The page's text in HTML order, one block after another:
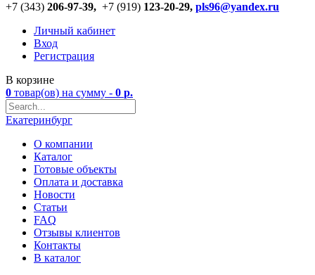
+7 (343) 206-97-39, +7 (919) 123-20-29, pls96@yandex.ru
Личный кабинет
Вход
Регистрация
В корзине
0 товар(ов) на сумму - 0 р.
Екатеринбург
О компании
Каталог
Готовые объекты
Оплата и доставка
Новости
Статьи
FAQ
Отзывы клиентов
Контакты
В каталог